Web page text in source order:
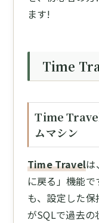
ます!
Time
Time
ムマシン
Time Travelは
に戻る」機能
も、設定した
がSQLで過去の